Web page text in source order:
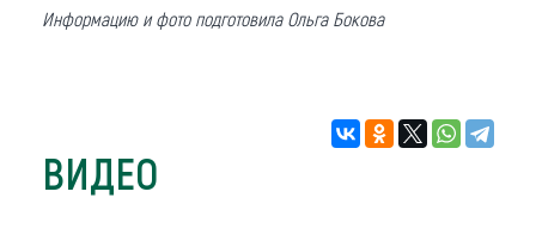
Информацию и фото подготовила Ольга Бокова
ВИДЕО